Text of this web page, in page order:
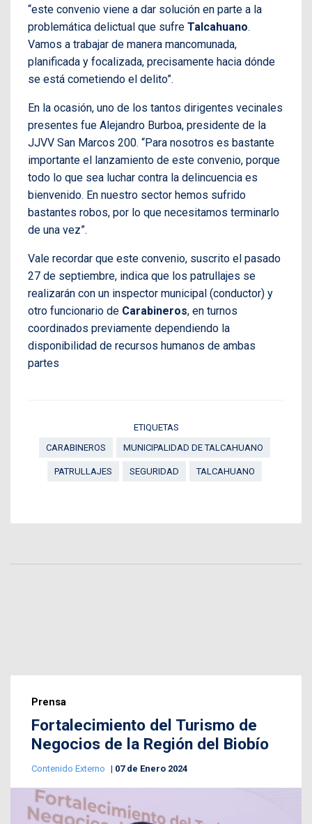
“este convenio viene a dar solución en parte a la
problemática delictual que sufre Talcahuano.
Vamos a trabajar de manera mancomunada,
planificada y focalizada, precisamente hacia dónde
se está cometiendo el delito”.
En la ocasión, uno de los tantos dirigentes vecinales
presentes fue Alejandro Burboa, presidente de la
JJVV San Marcos 200. “Para nosotros es bastante
importante el lanzamiento de este convenio, porque
todo lo que sea luchar contra la delincuencia es
bienvenido. En nuestro sector hemos sufrido
bastantes robos, por lo que necesitamos terminarlo
de una vez”.
Vale recordar que este convenio, suscrito el pasado
27 de septiembre, indica que los patrullajes se
realizarán con un inspector municipal (conductor) y
otro funcionario de Carabineros, en turnos
coordinados previamente dependiendo la
disponibilidad de recursos humanos de ambas
partes
ETIQUETAS
CARABINEROS
MUNICIPALIDAD DE TALCAHUANO
PATRULLAJES SEGURIDAD TALCAHUANO
Prensa
Fortalecimiento del Turismo de
Negocios de la Región del Biobío
Contenido Externo 07 de Enero 2024